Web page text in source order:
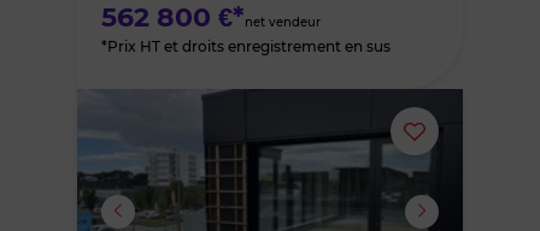
562 800 €*net vendeur
*Prix HT et droits enregistrement en sus
Ajouter
ou